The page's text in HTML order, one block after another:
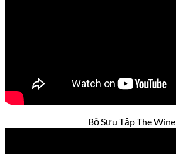
Bộ Sưu Tập The Wine